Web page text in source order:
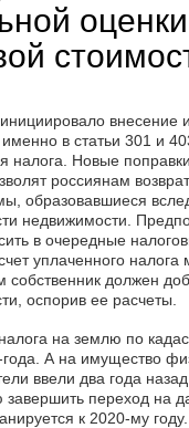
оценки
внесение
в статьи 301 и
налога. Новые
россиянам
образовавшиеся
недвижимости.
в очередные
уплаченного налога
собственник должен
оспорив ее расчеты.
на землю по
года. А на имущество
ввели два года
завершить переход на
к 2020-му году.